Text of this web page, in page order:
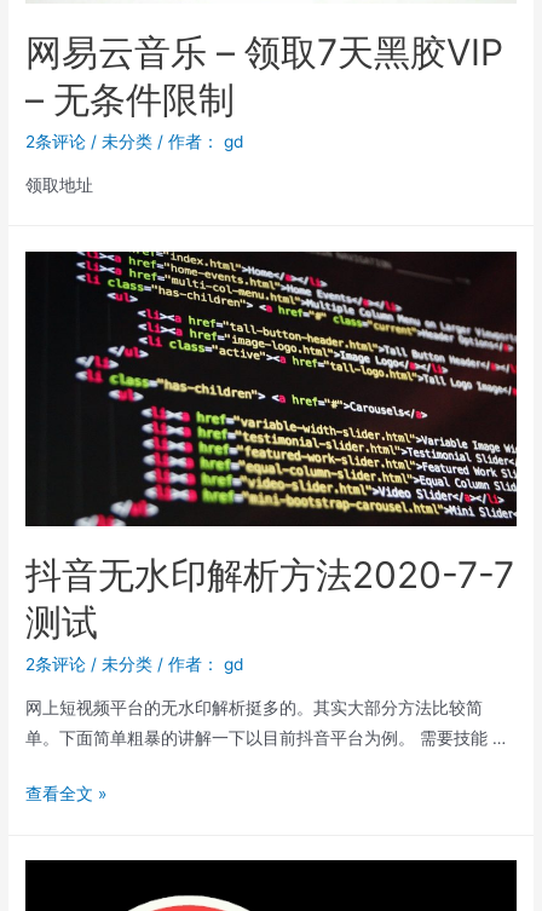
网易云音乐 – 领取7天黑胶VIP
– 无条件限制
2条评论 /未分类 / 作者： gd
领取地址
抖音无水印解析方法2020-7-7
测试
2条评论 /未分类 / 作者： gd
网上短视频平台的无水印解析挺多的。其实大部分方法比较简
单。下面简单粗暴的讲解一下以目前抖音平台为例。 需要技能 …
查看全文 »